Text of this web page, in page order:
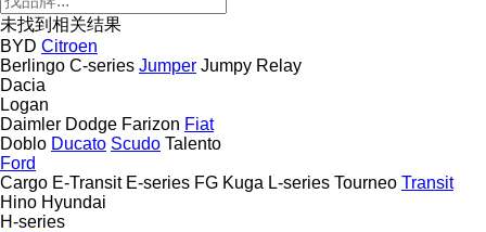
未找到相关结果
BYD Citroen
Berlingo C-series Jumper Jumpy Relay
Dacia
Logan
Daimler Dodge Farizon Fiat
Doblo Ducato Scudo Talento
Ford
Cargo E-Transit E-series FG Kuga L-series Tourneo Transit
Hino Hyundai
H-series